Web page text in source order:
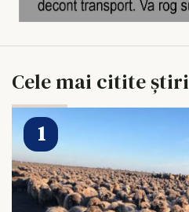
Cele mai citite știri